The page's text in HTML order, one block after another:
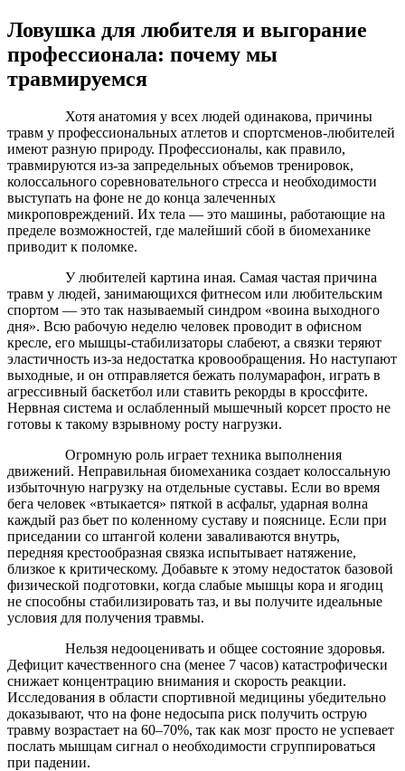
Ловушка для любителя и выгорание
профессионала: почему мы
травмируемся
Хотя анатомия у всех людей одинакова, причины
травм у профессиональных атлетов и спортсменов-любителей
имеют разную природу. Профессионалы, как правило,
травмируются из-за запредельных объемов тренировок,
колоссального соревновательного стресса и необходимости
выступать на фоне не до конца залеченных
микроповреждений. Их тела — это машины, работающие на
пределе возможностей, где малейший сбой в биомеханике
приводит к поломке.
У любителей картина иная. Самая частая причина
травм у людей, занимающихся фитнесом или любительским
спортом — это так называемый синдром «воина выходного
дня». Всю рабочую неделю человек проводит в офисном
кресле, его мышцы-стабилизаторы слабеют, а связки теряют
эластичность из-за недостатка кровообращения. Но наступают
выходные, и он отправляется бежать полумарафон, играть в
агрессивный баскетбол или ставить рекорды в кроссфите.
Нервная система и ослабленный мышечный корсет просто не
готовы к такому взрывному росту нагрузки.
Огромную роль играет техника выполнения
движений. Неправильная биомеханика создает колоссальную
избыточную нагрузку на отдельные суставы. Если во время
бега человек «втыкается» пяткой в асфальт, ударная волна
каждый раз бьет по коленному суставу и пояснице. Если при
приседании со штангой колени заваливаются внутрь,
передняя крестообразная связка испытывает натяжение,
близкое к критическому. Добавьте к этому недостаток базовой
физической подготовки, когда слабые мышцы кора и ягодиц
не способны стабилизировать таз, и вы получите идеальные
условия для получения травмы.
Нельзя недооценивать и общее состояние здоровья.
Дефицит качественного сна (менее 7 часов) катастрофически
снижает концентрацию внимания и скорость реакции.
Исследования в области спортивной медицины убедительно
доказывают, что на фоне недосыпа риск получить острую
травму возрастает на 60–70%, так как мозг просто не успевает
послать мышцам сигнал о необходимости сгруппироваться
при падении.